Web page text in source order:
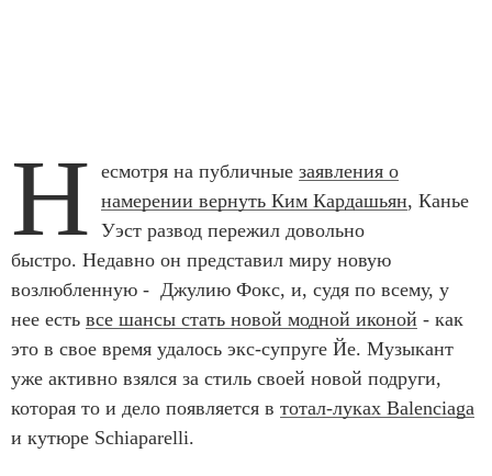
Н есмотря на публичные заявления о
намерении вернуть Ким Кардашьян, Канье
Уэст развод пережил довольно
быстро. Недавно он представил миру новую
возлюбленную - Джулию Фокс, и, судя по всему, у
нее есть все шансы стать новой модной иконой - как
это в свое время удалось экс-супруге Йе. Музыкант
уже активно взялся за стиль своей новой подруги,
которая то и дело появляется в тотал-луках Balenciaga
и кутюре Schiaparelli.